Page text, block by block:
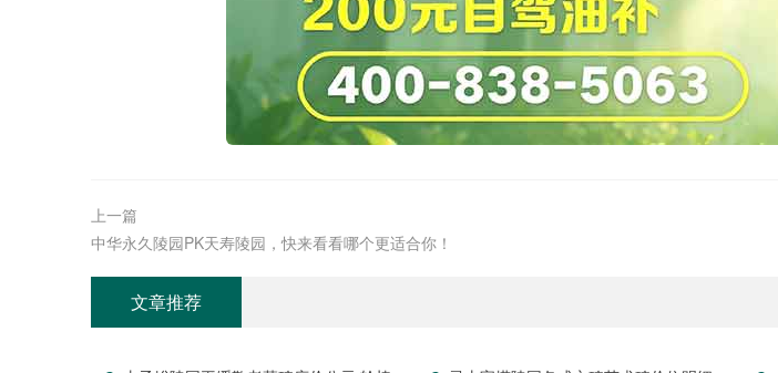
上一篇
中华永久陵园PK天寿陵园，快来看看哪个更适合你！
文章推荐